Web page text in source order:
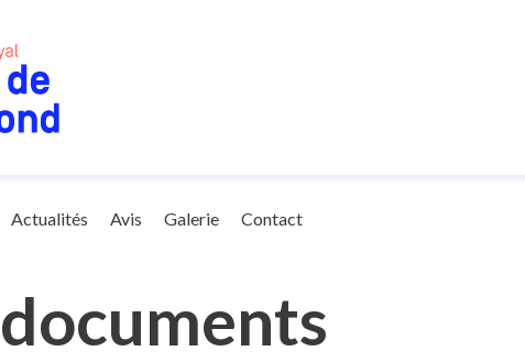
Actualités Avis Galerie Contact